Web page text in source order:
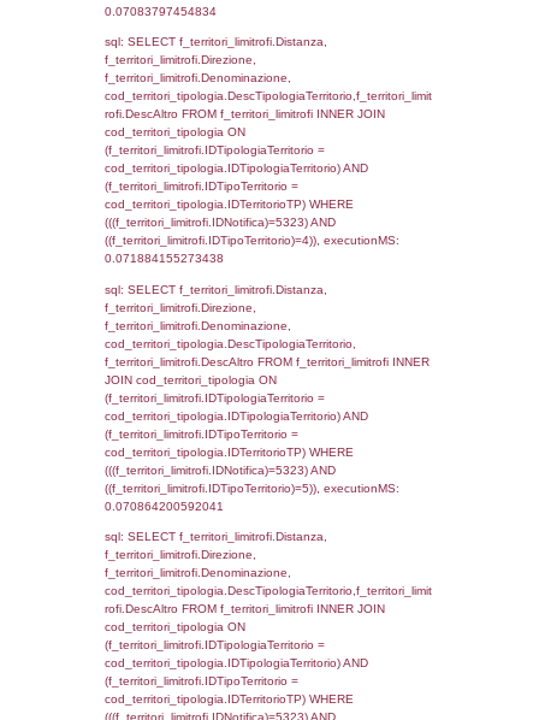
d1_controlli.Email, d1_controlli.Pec FROM
INNER JOIN d1_controlli ON
d1_controlli.UntAmmTerr where
executionMS: 0.022861003875732
sql: SELECT * FROM d2_autorizzazioni
IDNotifica=5323, executionMS:
sql: SELECT Ispezione, IDArticoloComma,
StatoIspezione,
DATE_FORMAT(DataChiusura, '%d/%m/
DataChiusura,
'%d/%m/%Y') as DataUltimoPIR FROM
WHERE (((d3_ispezioni.IDNotifica)=5323)),
0.00066995620727539
sql: SELECT el_nazioni.DescIT,
FROM f_confini_stato INNER JOIN
f_confini_stato.IDStato = el_nazioni.IDStato
f_confini_stato.IDNotifica = 5323;,
0.00043892860412598
sql: SELECT el_regioni.Regione,
el_comuni.Comune,
f_confini INNER JOIN ((el_comuni INNER
ON el_comuni.IstProvincia =